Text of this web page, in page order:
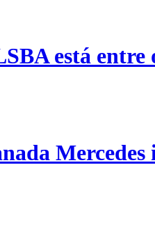
está entre
Mercedes